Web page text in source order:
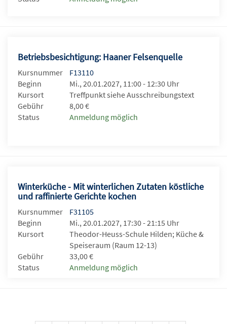
Betriebsbesichtigung: Haaner Felsenquelle
Kursnummer
F13110
Beginn
Mi., 20.01.2027, 11:00 - 12:30 Uhr
Kursort
Treffpunkt siehe Ausschreibungstext
Gebühr
8,00 €
Status
Anmeldung möglich
Winterküche - Mit winterlichen Zutaten köstliche
und raffinierte Gerichte kochen
Kursnummer
F31105
Beginn
Mi., 20.01.2027, 17:30 - 21:15 Uhr
Kursort
Theodor-Heuss-Schule Hilden; Küche &
Speiseraum (Raum 12-13)
Gebühr
33,00 €
Status
Anmeldung möglich